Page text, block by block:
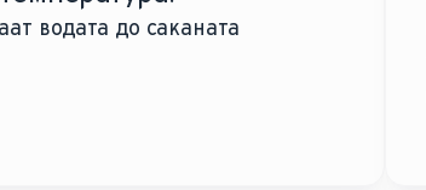
водата до саканата